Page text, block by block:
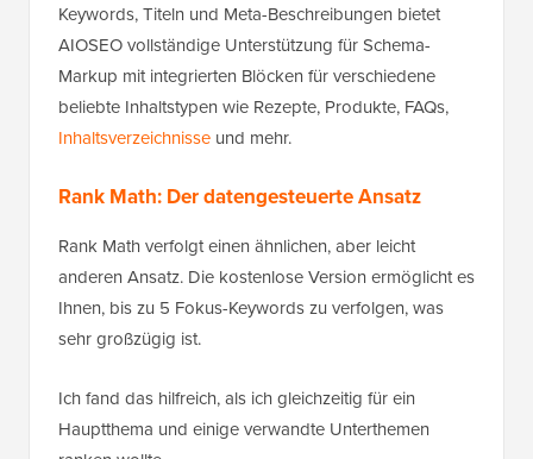
Keywords, Titeln und Meta-Beschreibungen bietet
AIOSEO vollständige Unterstützung für Schema-
Markup mit integrierten Blöcken für verschiedene
beliebte Inhaltstypen wie Rezepte, Produkte, FAQs,
Inhaltsverzeichnisse und mehr.
Rank Math: Der datengesteuerte Ansatz
Rank Math verfolgt einen ähnlichen, aber leicht
anderen Ansatz. Die kostenlose Version ermöglicht es
Ihnen, bis zu 5 Fokus-Keywords zu verfolgen, was
sehr großzügig ist.
Ich fand das hilfreich, als ich gleichzeitig für ein
Hauptthema und einige verwandte Unterthemen